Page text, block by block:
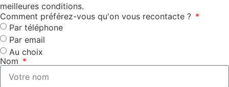
meilleures conditions.
Comment préférez-vous qu'on vous recontacte ?
Par téléphone
Par email
Au choix
Nom